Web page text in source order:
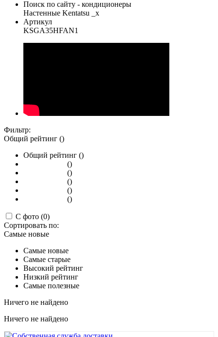
Поиск по сайту - кондиционеры
Настенные Kentatsu _x
Артикул
KSGA35HFAN1
Фильтр:
Общий рейтинг ()
Общий рейтинг ()
()
()
()
()
()
С фото (0)
Сортировать по:
Самые новые
Самые новые
Самые старые
Высокий рейтинг
Низкий рейтинг
Самые полезные
Ничего не найдено
Ничего не найдено